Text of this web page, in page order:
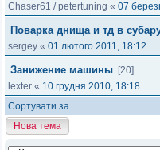
Chaser61 /petertuning « 07
Поварка днища и тд в
sergey « 01 лютого 2011, 18:12
Занижение машины [20]
lexter « 10 грудня 2010, 18:18
Сортувати за
Нова тема